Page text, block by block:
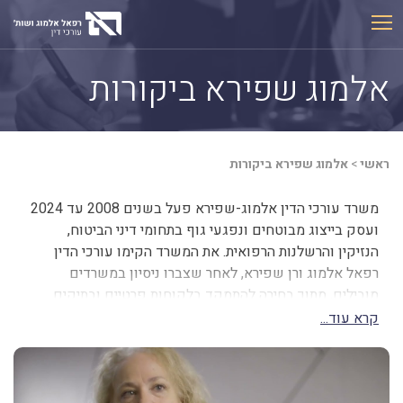
Skip
to
content
אלמוג שפירא ביקורות
ראשי>אלמוג שפירא ביקורות
משרד עורכי הדין אלמוג-שפירא פעל בשנים 2008 עד 2024
ועסק בייצוג מבוטחים ונפגעי גוף בתחומי דיני הביטוח,
הנזיקין והרשלנות הרפואית. את המשרד הקימו עורכי הדין
רפאל אלמוג ורן שפירא, לאחר שצברו ניסיון במשרדים
מובילים, מתוך בחירה להתמקד בלקוחות פרטיים ובתיקים
שבהם נדרש שילוב של ידע משפטי והבנה רפואית, מול חברות
לאורך שנות פעילותו טיפל משרד אלמוג-שפירא במאות
תיקים, בהם תיקים מורכבים ומאתגרים, ואף כאלה שזכו
קרא עוד...